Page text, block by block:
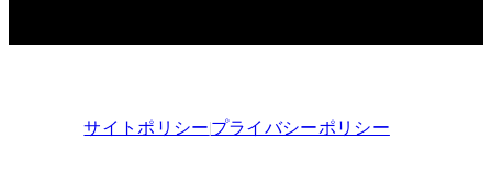
サイトポリシープライバシーポリシー